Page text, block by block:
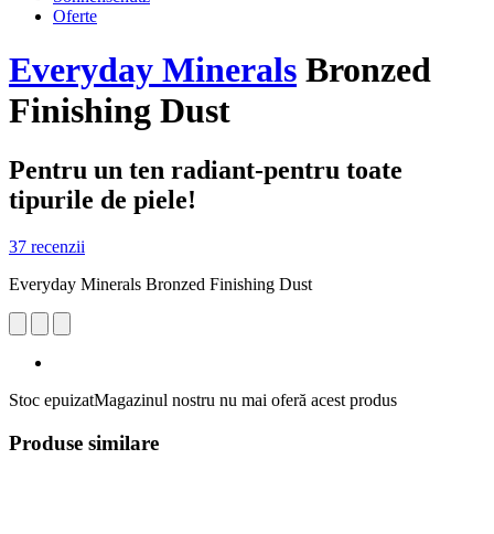
Oferte
Everyday Minerals Bronzed
Finishing Dust
Pentru un ten radiant-pentru toate
tipurile de piele!
37 recenzii
Everyday Minerals Bronzed Finishing Dust
Stoc epuizatMagazinul nostru nu mai oferă acest produs
Produse similare